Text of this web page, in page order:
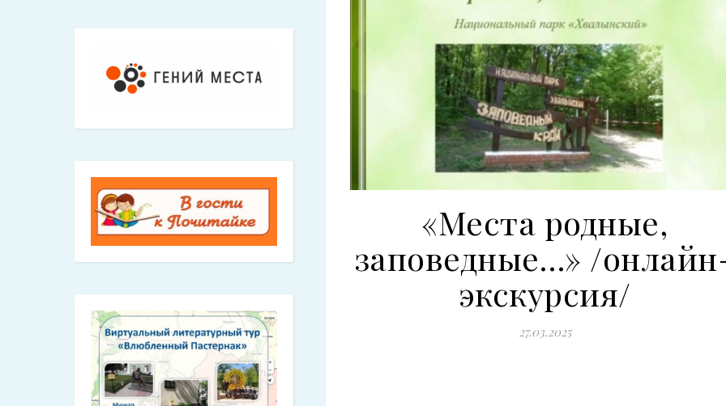
«Места родные,
заповедные…» /
экскурсия/
27.03.2025